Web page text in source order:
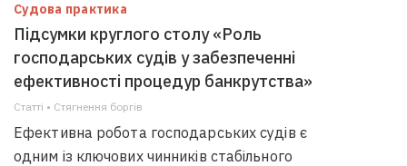
Судова практика
Підсумки круглого столу «Роль
господарських судів у забезпеченні
ефективності процедур банкрутства»
Статті • Стягнення боргiв
Ефективна робота господарських судів є
одним із ключових чинників стабільного